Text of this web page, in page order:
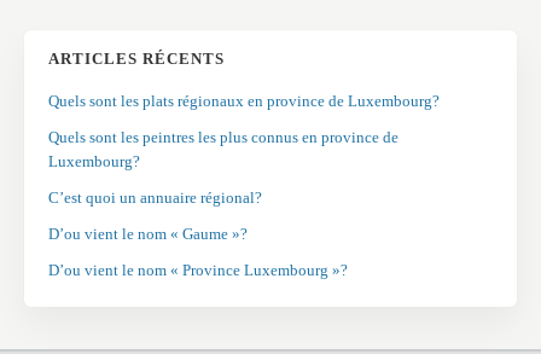
ARTICLES RÉCENTS
Quels sont les plats régionaux en province de Luxembourg?
Quels sont les peintres les plus connus en province de
Luxembourg?
C’est quoi un annuaire régional?
D’ou vient le nom « Gaume »?
D’ou vient le nom « Province Luxembourg »?